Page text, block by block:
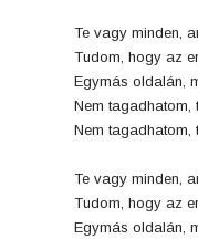
Te vagy minden,
Tudom, hogy az
Egymás oldalán,
Nem
Nem
Te vagy minden,
Tudom, hogy az
Egymás oldalán,